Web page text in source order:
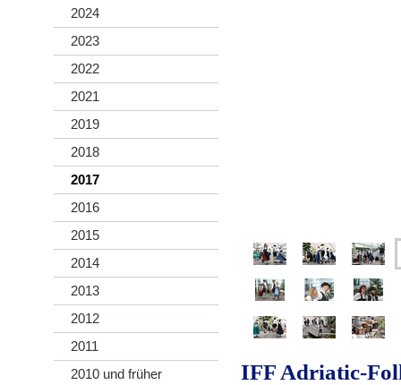
2024
2023
2022
2021
2019
2018
2017
2016
2015
2014
2013
2012
2011
2010 und früher
IFF Adriatic-